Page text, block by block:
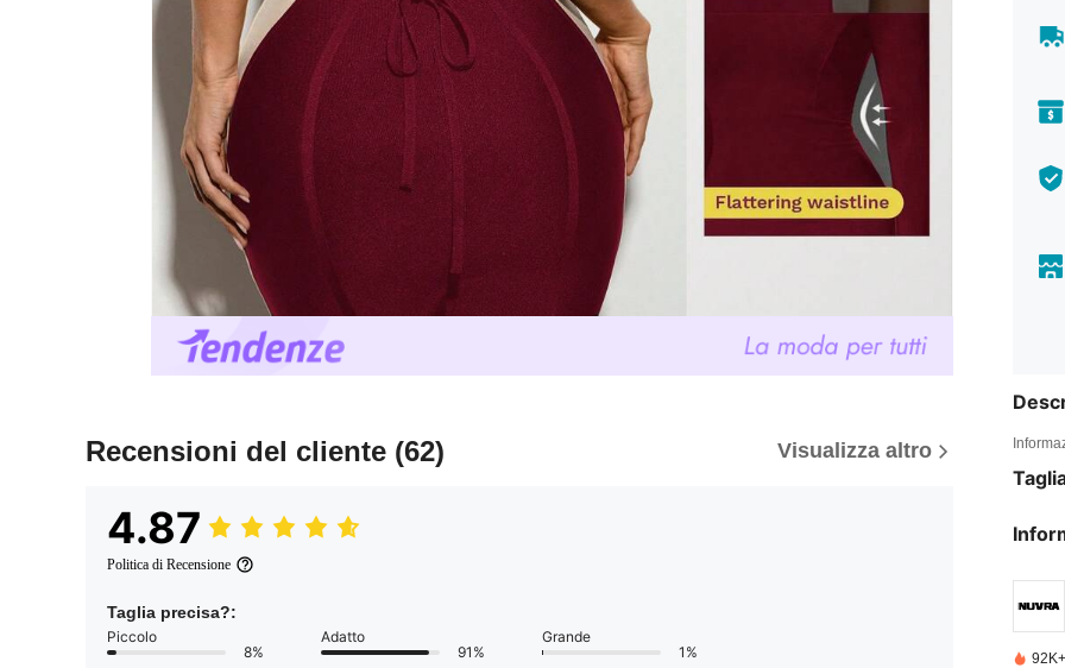
Recensioni del cliente (62) Visualizza altro
4.87
Politica di Recensione
Taglia precisa?:
Piccolo
8%
Adatto
91%
Grande
1%